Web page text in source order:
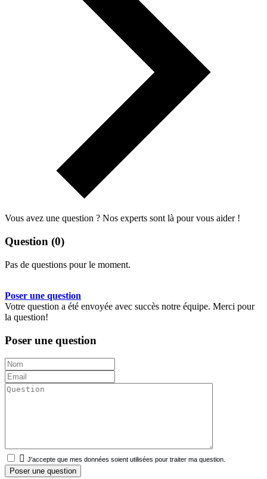
Vous avez une question ? Nos experts sont là pour vous aider !
Question (0)
Pas de questions pour le moment.
Poser une question
Votre question a été envoyée avec succès notre équipe. Merci pour
la question!
Poser une question
 J'accepte que mes données soient utilisées pour traiter ma question.